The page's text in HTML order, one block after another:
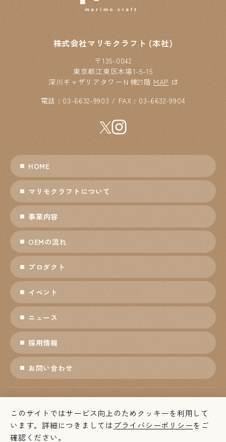
株式会社マリモクラフト (本社)
〒135-0042
東京都江東区木場1-5-15
深川ギャザリアタワーＮ棟21階 MAP
電話 : 03-6632-9903 / FAX : 03-6632-9904
HOME
マリモクラフトについて
事業内容
OEMの流れ
プロダクト
イベント
ニュース
採用情報
お問い合わせ
個人情報保護方針
利用条件
このサイトではサービス向上のためクッキーを利用して
います。詳細につきましてはプライバシーポリシーをご
確認ください。